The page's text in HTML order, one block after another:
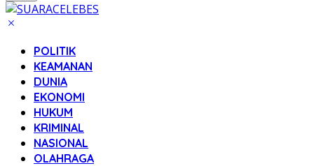
POLITIK
KEAMANAN
DUNIA
EKONOMI
HUKUM
KRIMINAL
NASIONAL
OLAHRAGA